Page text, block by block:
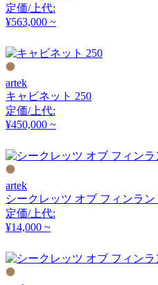
AZUMAYA
B-LINE
ビーライン
定価/上代:
¥563,000 ~
artek
キャビネット 250
定価/上代:
¥450,000 ~
artek
シークレッツ オブ フィンラ
定価/上代:
¥14,000 ~